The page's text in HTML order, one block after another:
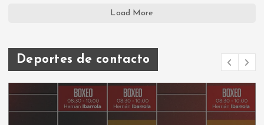
Load More
Deportes de contacto